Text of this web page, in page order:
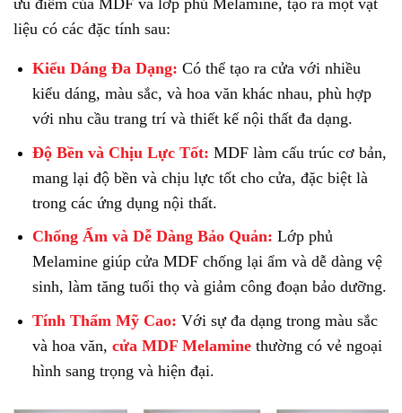
ưu điểm của MDF và lớp phủ Melamine, tạo ra một vật
liệu có các đặc tính sau:
Kiểu Dáng Đa Dạng: Có thể tạo ra cửa với nhiều
kiểu dáng, màu sắc, và hoa văn khác nhau, phù hợp
với nhu cầu trang trí và thiết kế nội thất đa dạng.
Độ Bền và Chịu Lực Tốt: MDF làm cấu trúc cơ bản,
mang lại độ bền và chịu lực tốt cho cửa, đặc biệt là
trong các ứng dụng nội thất.
Chống Ẩm và Dễ Dàng Bảo Quản: Lớp phủ
Melamine giúp cửa MDF chống lại ẩm và dễ dàng vệ
sinh, làm tăng tuổi thọ và giảm công đoạn bảo dưỡng.
Tính Thẩm Mỹ Cao: Với sự đa dạng trong màu sắc
và hoa văn, cửa MDF Melamine thường có vẻ ngoại
hình sang trọng và hiện đại.